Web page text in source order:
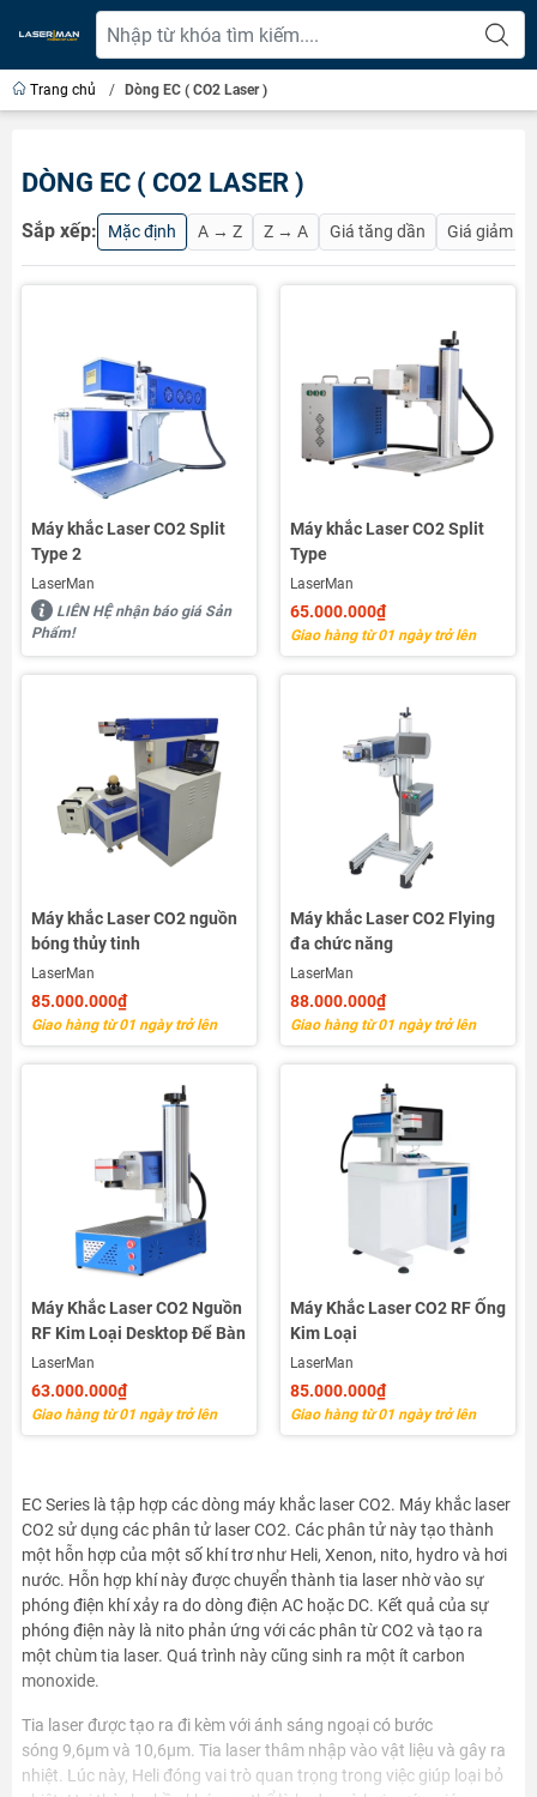
Trang chủ / Dòng EC ( CO2 Laser )
DÒNG EC ( CO2 LASER )
Sắp xếp: Mặc định A → Z Z → A Giá tăng dần Giá giảm
Máy khắc Laser CO2 Split
Type 2
LaserMan
LIÊN HỆ nhận báo giá Sản
Phẩm!
Máy khắc Laser CO2 Split
Type
LaserMan
65.000.000₫
Giao hàng từ 01 ngày trở lên
Máy khắc Laser CO2 nguồn
bóng thủy tinh
LaserMan
85.000.000₫
Giao hàng từ 01 ngày trở lên
Máy khắc Laser CO2 Flying
đa chức năng
LaserMan
88.000.000₫
Giao hàng từ 01 ngày trở lên
Máy Khắc Laser CO2 Nguồn
RF Kim Loại Desktop Để Bàn
LaserMan
63.000.000₫
Giao hàng từ 01 ngày trở lên
Máy Khắc Laser CO2 RF Ống
Kim Loại
LaserMan
85.000.000₫
Giao hàng từ 01 ngày trở lên
EC Series là tập hợp các dòng máy khắc laser CO2. Máy khắc laser
CO2 sử dụng các phân tử laser CO2. Các phân tử này tạo thành
một hỗn hợp của một số khí trơ như Heli, Xenon, nito, hydro và hơi
nước. Hỗn hợp khí này được chuyển thành tia laser nhờ vào sự
phóng điện khí xảy ra do dòng điện AC hoặc DC. Kết quả của sự
phóng điện này là nito phản ứng với các phân từ CO2 và tạo ra
một chùm tia laser. Quá trình này cũng sinh ra một ít carbon
monoxide.
Tia laser được tạo ra đi kèm với ánh sáng ngoại có bước
sóng 9,6µm và 10,6µm. Tia laser thâm nhập vào vật liệu và gây ra
nhiệt. Lúc này, Heli đóng vai trò quan trọng trong việc giúp loại bỏ